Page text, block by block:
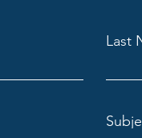
Last